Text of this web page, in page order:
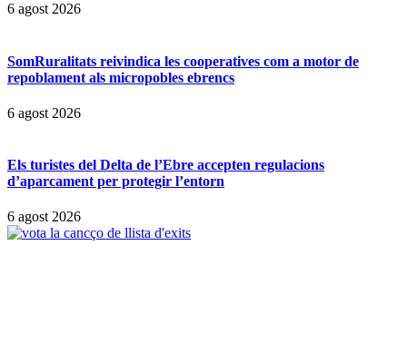
6 agost 2026
SomRuralitats reivindica les cooperatives com a motor de
repoblament als micropobles ebrencs
6 agost 2026
Els turistes del Delta de l’Ebre accepten regulacions
d’aparcament per protegir l’entorn
6 agost 2026